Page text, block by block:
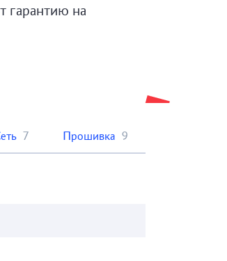
гарантию на
7 Прошивка 9